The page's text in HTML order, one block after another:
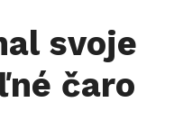
svoje
čaro